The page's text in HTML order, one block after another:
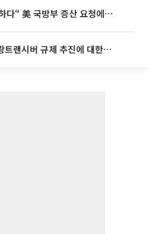
[특징주] “탄약 부족하다“ 美 국방부 증산 요청에⋯국내 방산주 급등세
[특징주] 美 중국산 광트랜시버 규제 추진에 대한광통신 등 광통신株 강세